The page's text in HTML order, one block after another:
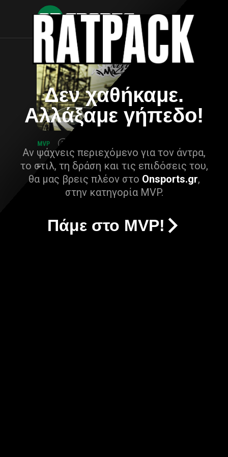
Δεν χαθήκαμε.
Αλλάξαμε γήπεδο!
Αν ψάχνεις περιεχόμενο για τον άντρα,
το στιλ, τη δράση και τις επιδόσεις του,
θα μας βρεις πλέον στο Onsports.gr,
στην κατηγορία MVP.
Πάμε στο MVP!